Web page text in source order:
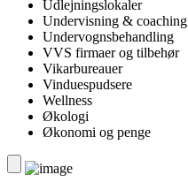
Udlejningslokaler
Undervisning & coaching
Undervognsbehandling
VVS firmaer og tilbehør
Vikarbureauer
Vinduespudsere
Wellness
Økologi
Økonomi og penge